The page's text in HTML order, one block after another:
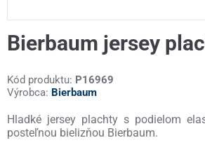
Bierbaum jersey
Kód produktu: P16969
Výrobca: Bierbaum
Hladké jersey plachty s podielom
posteľnou bielizňou Bierbaum.